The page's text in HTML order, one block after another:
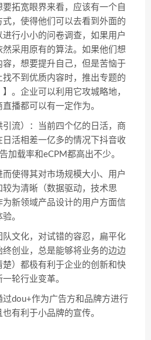
拓宽眼界来看，应该有一个自
，使得他们可以去看到外面的
行小小的问卷调查，如果用户
采用原有的算法。如果他们想
，想要提升自己，但是苦恼于
不到优质内容时，推出专题的
。企业可以利用它攻城略地，
播都可以有一定作为。
流）：当前四个亿的日活，商
日活相差一亿多的情况下抖音收
加载率和eCPM都高出不少。
使得其对市场规模大小、用户
为清晰（数据驱动，技术思
新领域产品设计的用户方面信
。
队文化，对试错的容忍，扁平化
终创业，总是能够将业务的边边
楚）都极有利于企业的创新和快
轮行业变革。
dou+作为广告方和品牌方进行
有利于小品牌的宣传。